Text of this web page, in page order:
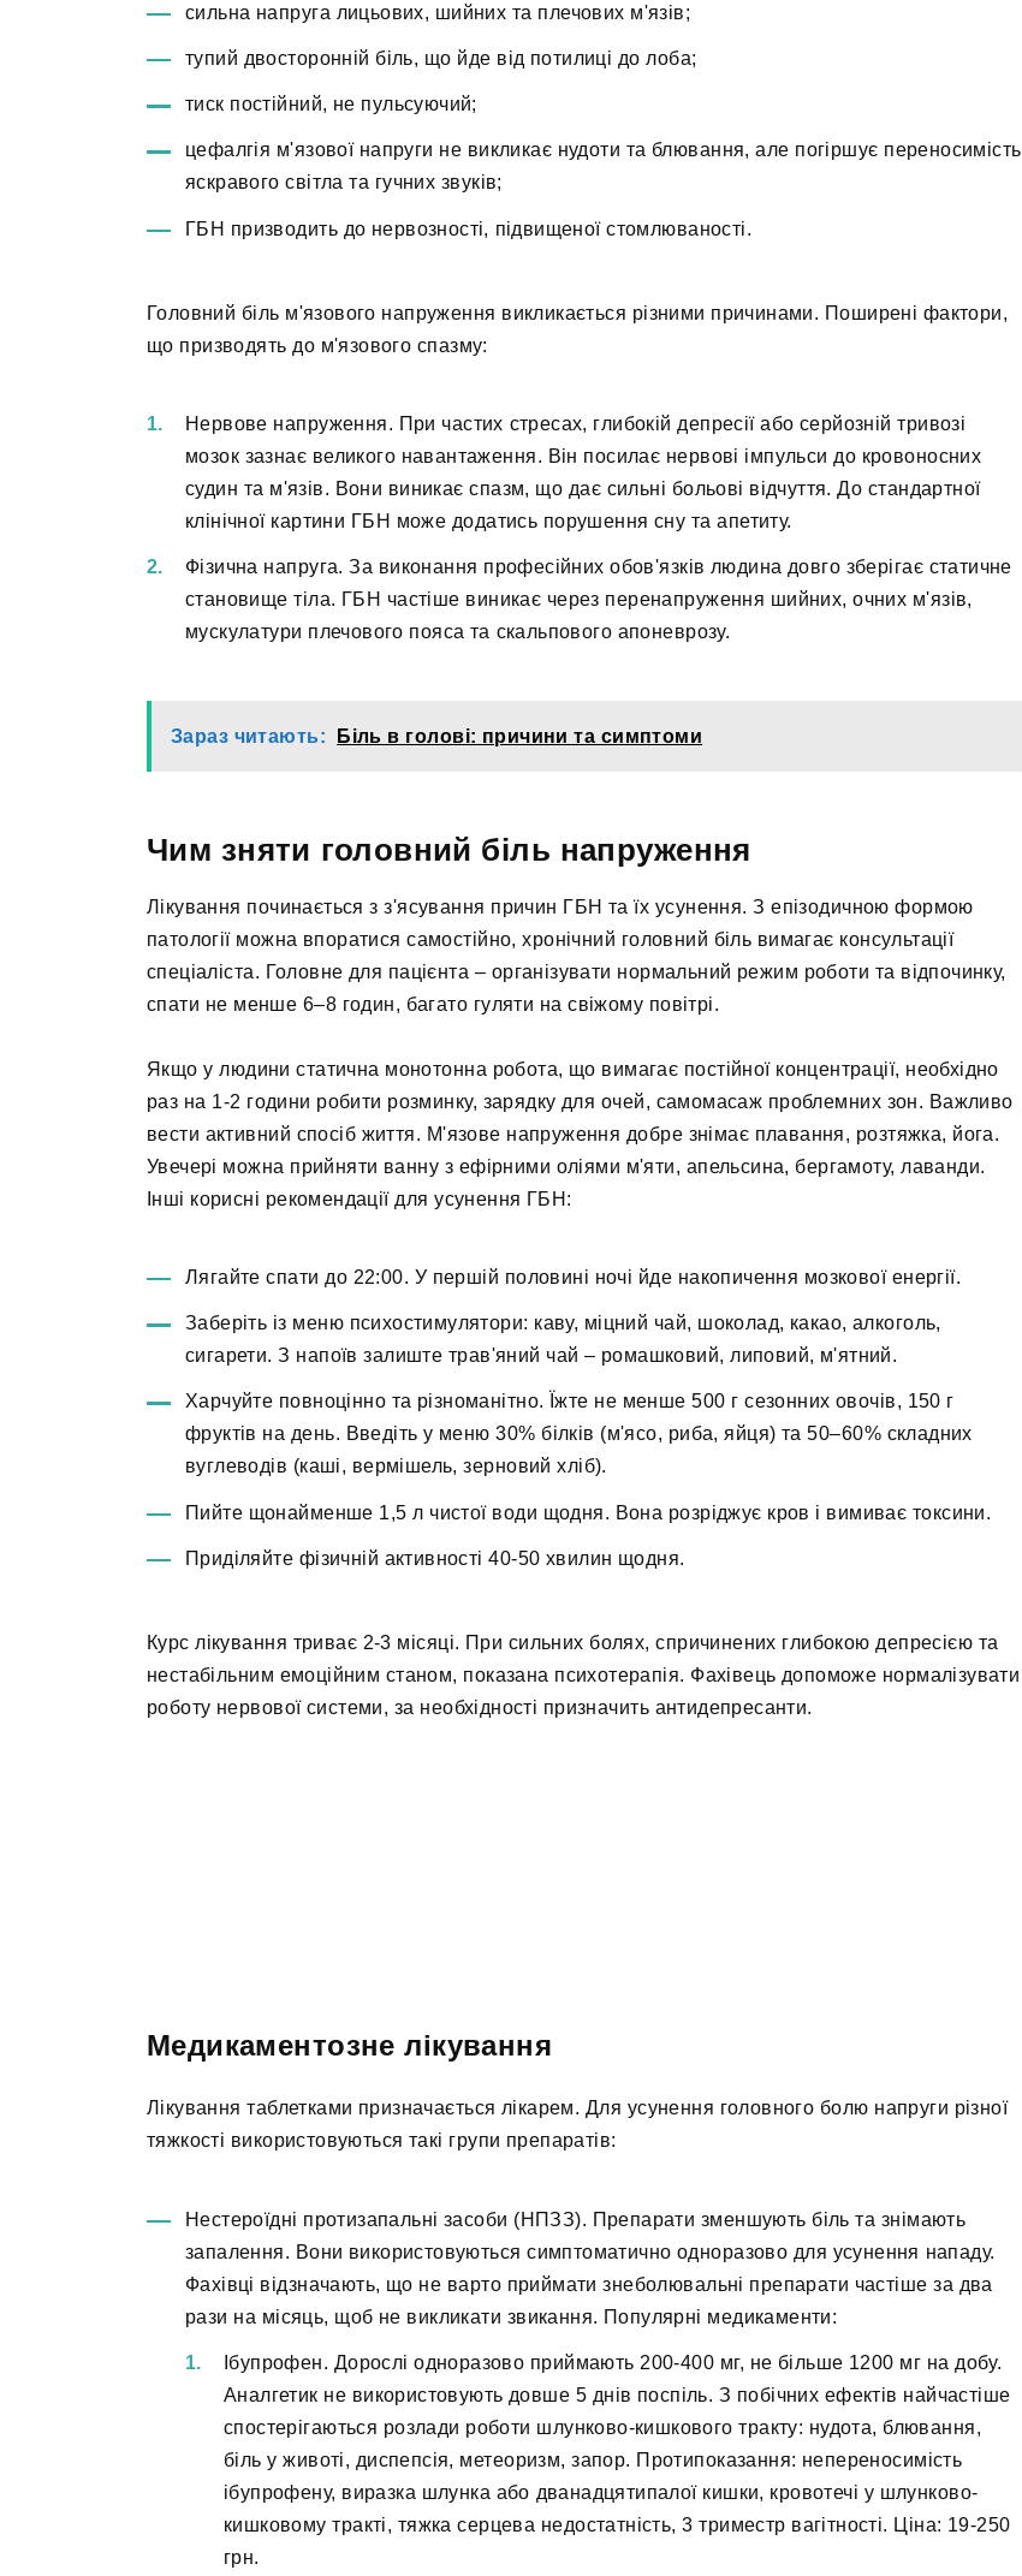
сильна напруга лицьових, шийних та плечових м'язів;
тупий двосторонній біль, що йде від потилиці до лоба;
тиск постійний, не пульсуючий;
цефалгія м'язової напруги не викликає нудоти та блювання, але погіршує переносимість
яскравого світла та гучних звуків;
ГБН призводить до нервозності, підвищеної стомлюваності.
Головний біль м'язового напруження викликається різними причинами. Поширені фактори,
що призводять до м'язового спазму:
Нервове напруження. При частих стресах, глибокій депресії або серйозній тривозі
мозок зазнає великого навантаження. Він посилає нервові імпульси до кровоносних
судин та м'язів. Вони виникає спазм, що дає сильні больові відчуття. До стандартної
клінічної картини ГБН може додатись порушення сну та апетиту.
Фізична напруга. За виконання професійних обов'язків людина довго зберігає статичне
становище тіла. ГБН частіше виникає через перенапруження шийних, очних м'язів,
мускулатури плечового пояса та скальпового апоневрозу.
Зараз читають: Біль в голові: причини та симптоми
Чим зняти головний біль напруження
Лікування починається з з'ясування причин ГБН та їх усунення. З епізодичною формою
патології можна впоратися самостійно, хронічний головний біль вимагає консультації
спеціаліста. Головне для пацієнта – організувати нормальний режим роботи та відпочинку,
спати не менше 6–8 годин, багато гуляти на свіжому повітрі.
Якщо у людини статична монотонна робота, що вимагає постійної концентрації, необхідно
раз на 1-2 години робити розминку, зарядку для очей, самомасаж проблемних зон. Важливо
вести активний спосіб життя. М'язове напруження добре знімає плавання, розтяжка, йога.
Увечері можна прийняти ванну з ефірними оліями м'яти, апельсина, бергамоту, лаванди.
Інші корисні рекомендації для усунення ГБН:
Лягайте спати до 22:00. У першій половині ночі йде накопичення мозкової енергії.
Заберіть із меню психостимулятори: каву, міцний чай, шоколад, какао, алкоголь,
сигарети. З напоїв залиште трав'яний чай – ромашковий, липовий, м'ятний.
Харчуйте повноцінно та різноманітно. Їжте не менше 500 г сезонних овочів, 150 г
фруктів на день. Введіть у меню 30% білків (м'ясо, риба, яйця) та 50–60% складних
вуглеводів (каші, вермішель, зерновий хліб).
Пийте щонайменше 1,5 л чистої води щодня. Вона розріджує кров і вимиває токсини.
Приділяйте фізичній активності 40-50 хвилин щодня.
Курс лікування триває 2-3 місяці. При сильних болях, спричинених глибокою депресією та
нестабільним емоційним станом, показана психотерапія. Фахівець допоможе нормалізувати
роботу нервової системи, за необхідності призначить антидепресанти.
Медикаментозне лікування
Лікування таблетками призначається лікарем. Для усунення головного болю напруги різної
тяжкості використовуються такі групи препаратів:
Нестероїдні протизапальні засоби (НПЗЗ). Препарати зменшують біль та знімають
запалення. Вони використовуються симптоматично одноразово для усунення нападу.
Фахівці відзначають, що не варто приймати знеболювальні препарати частіше за два
рази на місяць, щоб не викликати звикання. Популярні медикаменти:
Ібупрофен. Дорослі одноразово приймають 200-400 мг, не більше 1200 мг на добу.
Аналгетик не використовують довше 5 днів поспіль. З побічних ефектів найчастіше
спостерігаються розлади роботи шлунково-кишкового тракту: нудота, блювання,
біль у животі, диспепсія, метеоризм, запор. Протипоказання: непереносимість
ібупрофену, виразка шлунка або дванадцятипалої кишки, кровотечі у шлунково-
кишковому тракті, тяжка серцева недостатність, 3 триместр вагітності. Ціна: 19-250
грн.